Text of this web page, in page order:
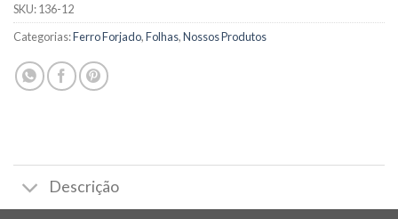
SKU:136-12
Categorias:Ferro Forjado,Folhas,Nossos Produtos
Descrição